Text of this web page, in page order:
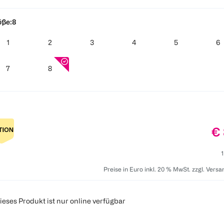
8
1 2 3 4 5 6
7 8
€
Preise in Euro inkl. 20 % MwSt. zzgl.
Produkt ist nur online verfügbar